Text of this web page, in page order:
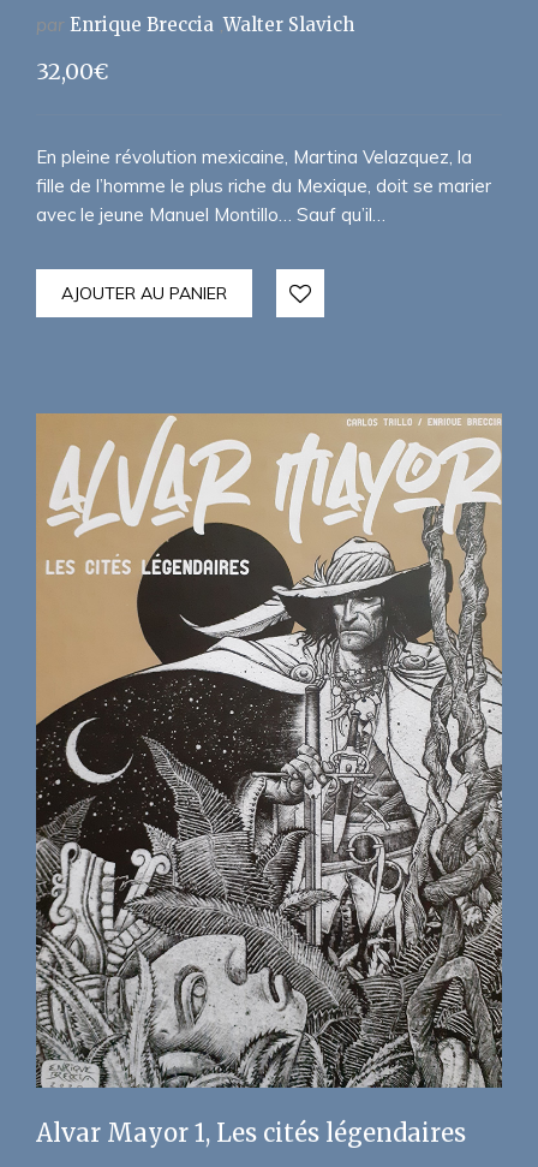
par Enrique Breccia Walter Slavich
32,00€
En pleine révolution mexicaine, Martina Velazquez, la
fille de l’homme le plus riche du Mexique, doit se marier
avec le jeune Manuel Montillo… Sauf qu’il…
AJOUTER AU PANIER
Alvar Mayor 1, Les cités légendaires